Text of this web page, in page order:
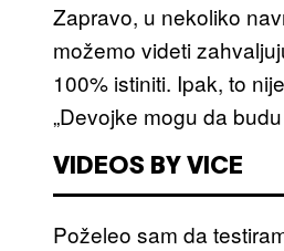
Zapravo, u nekoliko
možemo videti
100% istiniti. Ipak, to
„Devojke mogu da
VIDEOS BY VICE
Poželeo sam da